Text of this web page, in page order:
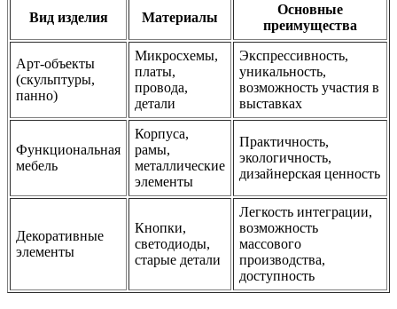
Вид изделия Материалы
Основные
преимущества
Арт-объекты
(скульптуры,
панно)
Микросхемы,
платы,
провода,
детали
Экспрессивность,
уникальность,
возможность участия в
выставках
Функциональная
мебель
Корпуса,
рамы,
металлические
элементы
Практичность,
экологичность,
дизайнерская ценность
Декоративные
элементы
Кнопки,
светодиоды,
старые детали
Легкость интеграции,
возможность
массового
производства,
доступность